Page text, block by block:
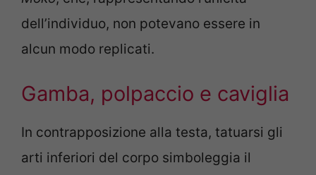
dell’individuo, non potevano essere in
alcun modo replicati.
Gamba, polpaccio e caviglia
In contrapposizione alla testa, tatuarsi gli
arti inferiori del corpo simboleggia il